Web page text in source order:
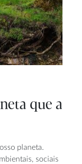
que a
planeta.
sociais